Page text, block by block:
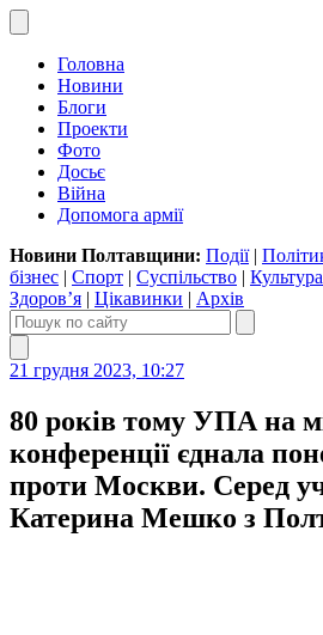
Головна
Новини
Блоги
Проекти
Фото
Досьє
Війна
Допомога армії
Новини Полтавщини: Події|
бізнес | Спорт | Суспільство | Культура
Здоров’я | Цікавинки | Архів
21 грудня 2023, 10:27
80 років тому УПА на
конференції єднала
проти Москви. Серед
Катерина Мешко з